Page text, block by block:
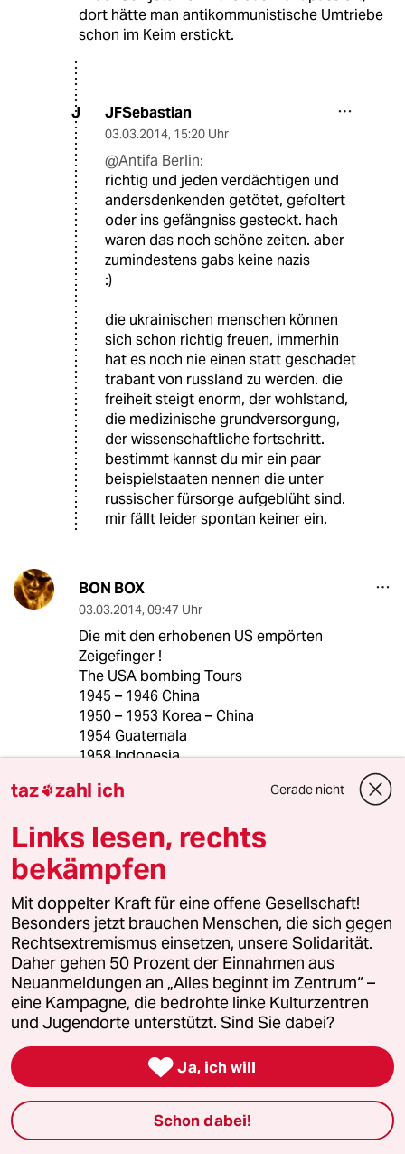
dort hätte man antikommunistische Umtriebe
schon im Keim erstickt.
J JFSebastian
03.03.2014, 15:20 Uhr
@Antifa Berlin:
richtig und jeden verdächtigen und
andersdenkenden getötet, gefoltert
oder ins gefängniss gesteckt. hach
waren das noch schöne zeiten. aber
zumindestens gabs keine nazis
:)
die ukrainischen menschen können
sich schon richtig freuen, immerhin
hat es noch nie einen statt geschadet
trabant von russland zu werden. die
freiheit steigt enorm, der wohlstand,
die medizinische grundversorgung,
der wissenschaftliche fortschritt.
bestimmt kannst du mir ein paar
beispielstaaten nennen die unter
russischer fürsorge aufgeblüht sind.
mir fällt leider spontan keiner ein.
BON BOX
03.03.2014, 09:47 Uhr
Die mit den erhobenen US empörten
Zeigefinger !
The USA bombing Tours
1945 – 1946 China
1950 – 1953 Korea – China
1954 Guatemala
1958 Indonesia
1960 Guatemala
1965 Peru
1964 – 1973 Laos
1961 – 1973 Vietnam
1969 – 1970 Kambodscha
1967 – 1969 Guatemala
1983 Grenada
1983 – 1984 Libanon
1980 El Salvador
1980 Nicaragua
1986 Libyen
1987 Iran
1989 Panama
1993 Somalia
1998 Sudan
1998 Afghanistan
taz zahl ich Gerade nicht
Links lesen, rechts
bekämpfen
Mit doppelter Kraft für eine offene Gesellschaft!
Besonders jetzt brauchen Menschen, die sich gegen
Rechtsextremismus einsetzen, unsere Solidarität.
Daher gehen 50 Prozent der Einnahmen aus
Neuanmeldungen an „Alles beginnt im Zentrum“ –
eine Kampagne, die bedrohte linke Kulturzentren
und Jugendorte unterstützt. Sind Sie dabei?
 Ja, ich will
Schon dabei!